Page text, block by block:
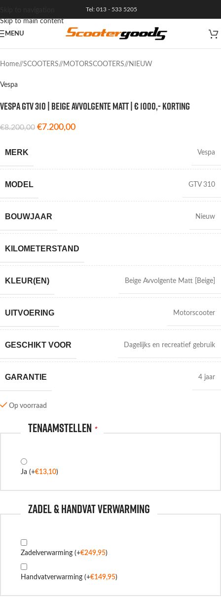
Skip to main content
Tel: 013 - 533 5205
MENU
Home/ SCOOTERS/ MOTORSCOOTERS/ NIEUW
Vespa
Vespa GTV 310 | Beige Avvolgente Matt | € 1000,- korting
€8.200,00 €7.200,00
MERK Vespa
MODEL GTV 310
BOUWJAAR Nieuw
KILOMETERSTAND
KLEUR(EN) Beige Avvolgente Matt [Beige]
UITVOERING Motorscooter
GESCHIKT VOOR Dagelijks en recreatief gebruik
GARANTIE 4 jaar
Op voorraad
Tenaamstellen *
Ja (+€13,10)
Zadel & handvat verwarming
Zadelverwarming (+€249,95)
Handvatverwarming (+€149,95)